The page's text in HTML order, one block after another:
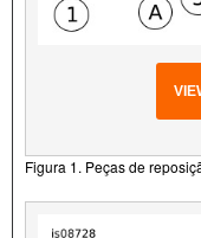
Figura 1. Peças de